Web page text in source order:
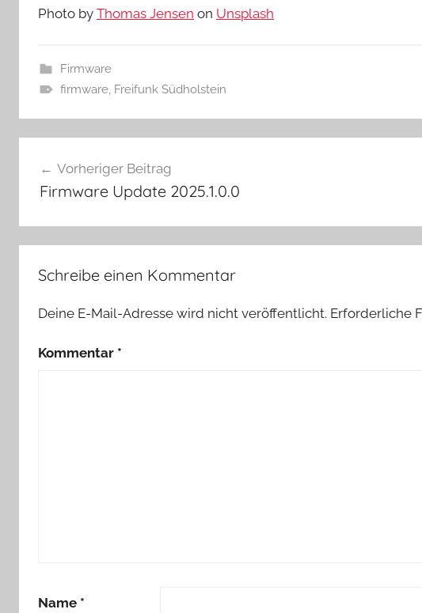
Photo by Thomas Jensen on Unsplash
Firmware
firmware, Freifunk Südholstein
Vorheriger Beitrag
Firmware Update 2025.1.0.0
Schreibe einen Kommentar
Deine E-Mail-Adresse wird nicht veröffentlicht. Erforderliche
Kommentar *
Name *